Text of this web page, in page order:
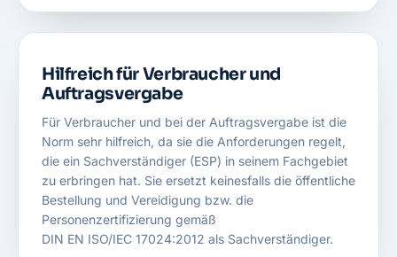
Hilfreich für Verbraucher und
Auftragsvergabe
Für Verbraucher und bei der Auftragsvergabe ist die
Norm sehr hilfreich, da sie die Anforderungen regelt,
die ein Sachverständiger (ESP) in seinem Fachgebiet
zu erbringen hat. Sie ersetzt keinesfalls die öffentliche
Bestellung und Vereidigung bzw. die
Personenzertifizierung gemäß
DIN EN ISO/IEC 17024:2012 als Sachverständiger.